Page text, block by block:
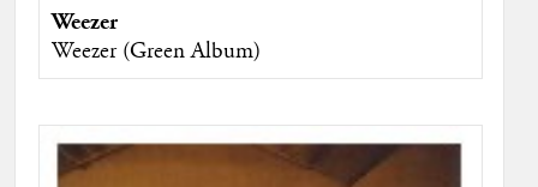
Weezer
Weezer (Green Album)